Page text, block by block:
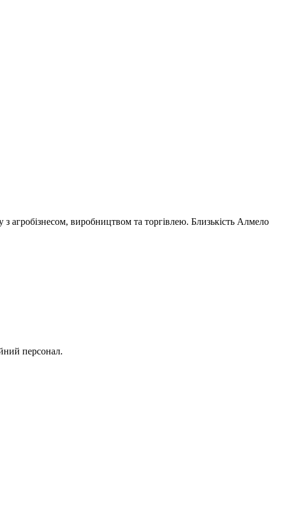
агробізнесом, виробництвом та торгівлею. Близькість Алмело
персонал.